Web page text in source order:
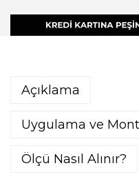
Açıklama
Uygulama ve
Ölçü Nasıl Alınır?